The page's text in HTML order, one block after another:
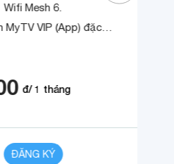
Wifi Mesh 6.
MyTV VIP (App) đặc
khi đóng cước trước
đ/1 tháng
ĐĂNG KÝ